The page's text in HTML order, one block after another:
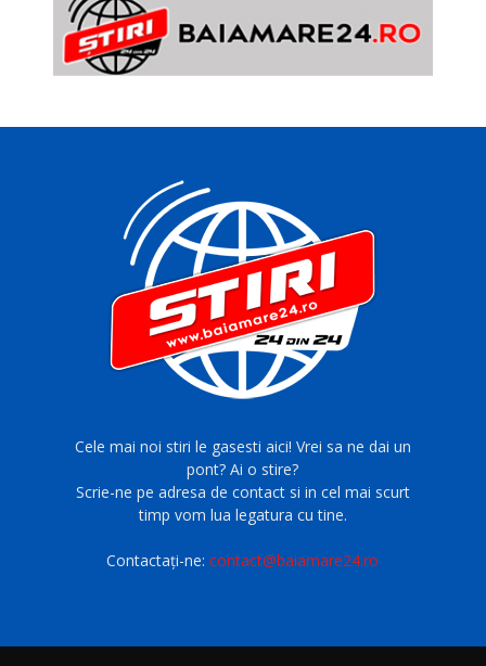
Cele mai noi stiri le gasesti aici! Vrei sa ne dai un
pont? Ai o stire?
Scrie-ne pe adresa de contact si in cel mai scurt
timp vom lua legatura cu tine.
Contactați-ne:contact@baiamare24.ro